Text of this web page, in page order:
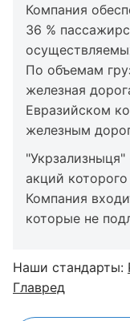
Компания
36 %
По объемам
железная
Евразийском
железным
акций
Компания
которые не
Наши стандарты:
Главред